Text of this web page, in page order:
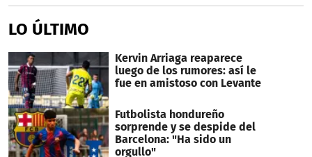
LO ÚLTIMO
Kervin Arriaga reaparece
luego de los rumores: así le
fue en amistoso con Levante
Futbolista hondureño
sorprende y se despide del
Barcelona: "Ha sido un
orgullo"